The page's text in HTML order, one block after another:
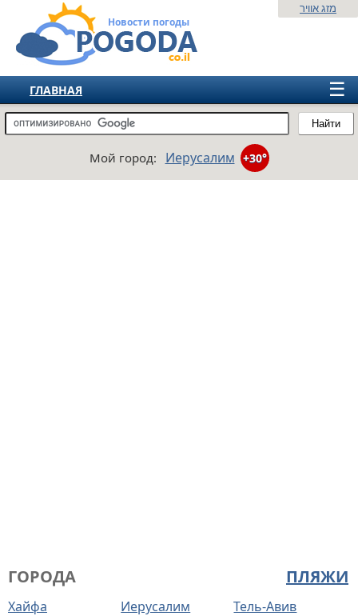
Новости погоды
Найти
מזג אוויר
☰
ГЛАВНАЯ
ИЗРАИЛЬ
ЕВРОПА
Мой город: Иерусалим +30°
ПЛЯЖИ
ГОРОДА
Хайфа Иерусалим
Тель-Авив